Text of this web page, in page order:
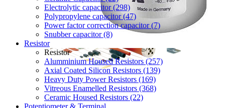
Electrolytic capacitor (298)
Polypropylene capacitor (47)
Power factor correction capacitor (7)
Snubber capacitor (8)
Resistor
Resistor
Alumminium Housed Resistors (257)
Axial Coated Silicon Resistors (139)
Heavy Duty Power Resistors (169)
Vitreous Enamelled Resistors (368)
Ceramic Housed Resistors (22)
Potentiometer & Terminal